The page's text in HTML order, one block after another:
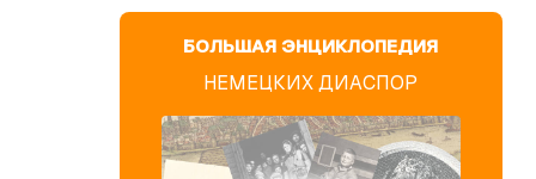
БОЛЬШАЯ ЭНЦИКЛОПЕДИЯ
НЕМЕЦКИХ ДИАСПОР